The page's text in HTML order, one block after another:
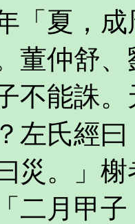
夏，成
董仲舒
不能誅
左氏經
災。」
月甲子